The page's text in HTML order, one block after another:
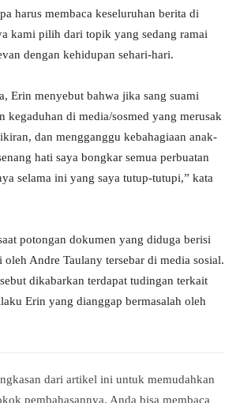
harus membaca keseluruhan berita di
kami pilih dari topik yang sedang ramai
dengan kehidupan sehari-hari.
Erin menyebut bahwa jika sang suami
kegaduhan di media/sosmed yang merusak
dan mengganggu kebahagiaan anak-
hati saya bongkar semua perbuatan
selama ini yang saya tutup-tutupi,” kata
potongan dokumen yang diduga berisi
oleh Andre Taulany tersebar di media sosial.
dikabarkan terdapat tudingan terkait
Erin yang dianggap bermasalah oleh
dari artikel ini untuk memudahkan
pembahasannya. Anda bisa membaca